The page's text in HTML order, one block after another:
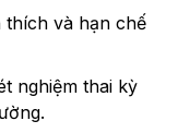
và hạn chế
nghiệm thai kỳ